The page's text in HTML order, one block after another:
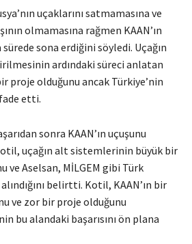
uçaklarını satmamasına ve
olmamasına rağmen KAAN’ın
sona erdiğini söyledi. Uçağın
ardındaki süreci anlatan
proje olduğunu ancak Türkiye’nin
etti.
sonra KAAN’ın uçuşunu
uçağın alt sistemlerinin büyük bir
ve Aselsan, MİLGEM gibi Türk
belirtti. Kotil, KAAN’ın bir
ve zor bir proje olduğunu
bu alandaki başarısını ön plana